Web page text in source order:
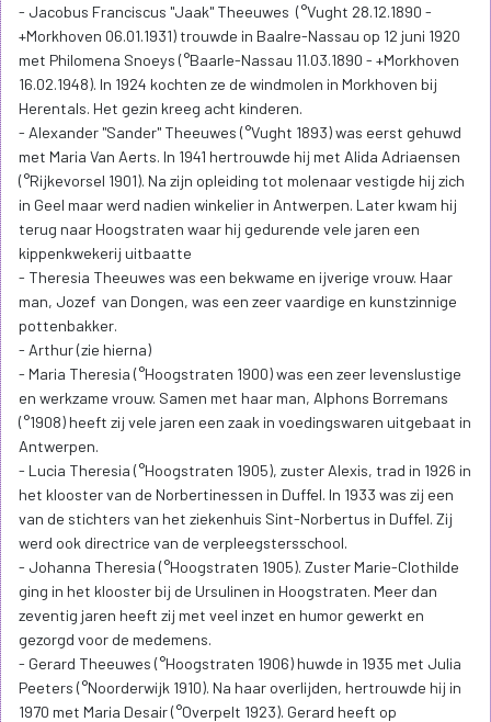
- Jacobus Franciscus "Jaak" Theeuwes (°Vught 28.12.1890 -
+Morkhoven 06.01.1931) trouwde in Baalre-Nassau op 12 juni 1920
met Philomena Snoeys (°Baarle-Nassau 11.03.1890 - +Morkhoven
16.02.1948). In 1924 kochten ze de windmolen in Morkhoven bij
Herentals. Het gezin kreeg acht kinderen.
- Alexander "Sander" Theeuwes (°Vught 1893) was eerst gehuwd
met Maria Van Aerts. In 1941 hertrouwde hij met Alida Adriaensen
(°Rijkevorsel 1901). Na zijn opleiding tot molenaar vestigde hij zich
in Geel maar werd nadien winkelier in Antwerpen. Later kwam hij
terug naar Hoogstraten waar hij gedurende vele jaren een
kippenkwekerij uitbaatte
- Theresia Theeuwes was een bekwame en ijverige vrouw. Haar
man, Jozef van Dongen, was een zeer vaardige en kunstzinnige
pottenbakker.
- Arthur (zie hierna)
- Maria Theresia (°Hoogstraten 1900) was een zeer levenslustige
en werkzame vrouw. Samen met haar man, Alphons Borremans
(°1908) heeft zij vele jaren een zaak in voedingswaren uitgebaat in
Antwerpen.
- Lucia Theresia (°Hoogstraten 1905), zuster Alexis, trad in 1926 in
het klooster van de Norbertinessen in Duffel. In 1933 was zij een
van de stichters van het ziekenhuis Sint-Norbertus in Duffel. Zij
werd ook directrice van de verpleegstersschool.
- Johanna Theresia (°Hoogstraten 1905). Zuster Marie-Clothilde
ging in het klooster bij de Ursulinen in Hoogstraten. Meer dan
zeventig jaren heeft zij met veel inzet en humor gewerkt en
gezorgd voor de medemens.
- Gerard Theeuwes (°Hoogstraten 1906) huwde in 1935 met Julia
Peeters (°Noorderwijk 1910). Na haar overlijden, hertrouwde hij in
1970 met Maria Desair (°Overpelt 1923). Gerard heeft op